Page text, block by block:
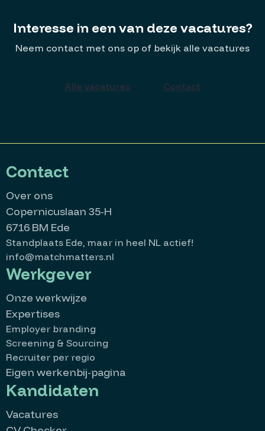
Interesse in een van deze vacatures?
Neem contact met ons op of bekijk alle vacatures
Alle vacatures Contact
Contact
Over ons
Copernicuslaan 35-H
6716 BM Ede
Standplaats Ede, maar in heel NL actief!
info@matchmatters.nl
Werkgever
Onze werkwijze
Expertises
Employer branding
Screening & Sourcing
Recruiter per regio
Eigen werkenbij-pagina
Kandidaten
Vacatures